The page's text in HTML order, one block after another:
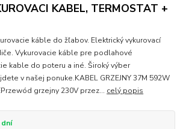
KABEL, TERMOSTAT +
káble do žľabov. Elektrický vykurovací
Vykurovacie káble pre podlahové
kable do poteru a iné. Široký výber
v našej ponuke.KABEL GRZEJNY 37M 592W
grzejny 230V przez... celý popis